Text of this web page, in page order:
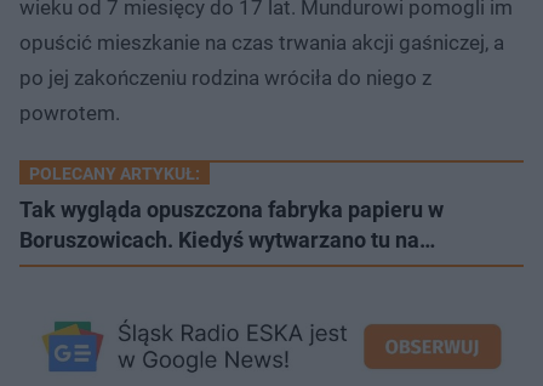
wieku od 7 miesięcy do 17 lat. Mundurowi pomogli im
opuścić mieszkanie na czas trwania akcji gaśniczej, a
po jej zakończeniu rodzina wróciła do niego z
powrotem.
POLECANY ARTYKUŁ:
Tak wygląda opuszczona fabryka papieru w
Boruszowicach. Kiedyś wytwarzano tu na…